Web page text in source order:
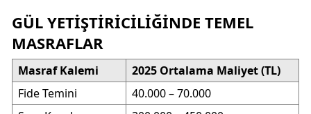
GÜL YETIŞTIRICILIĞINDE TEMEL
MASRAFLAR
Masraf Kalemi
2025 Ortalama Maliyet (TL)
Fide Temini
40.000 – 70.000